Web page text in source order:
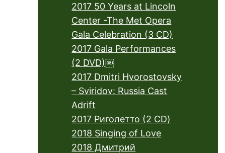
2017 50 Years at Lincoln
Center -The Met Opera
Gala Celebration (3 CD)
2017 Gala Performances
(2 DVD)￼
2017 Dmitri Hvorostovsky
– Sviridov: Russia Cast
Adrift
2017 Риголетто (2 CD)
2018 Singing of Love
2018 Дмитрий